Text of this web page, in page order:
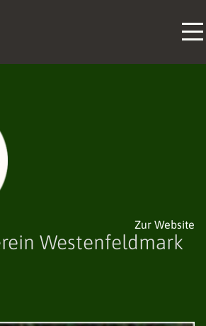
Zur Website
Westenfeldmark